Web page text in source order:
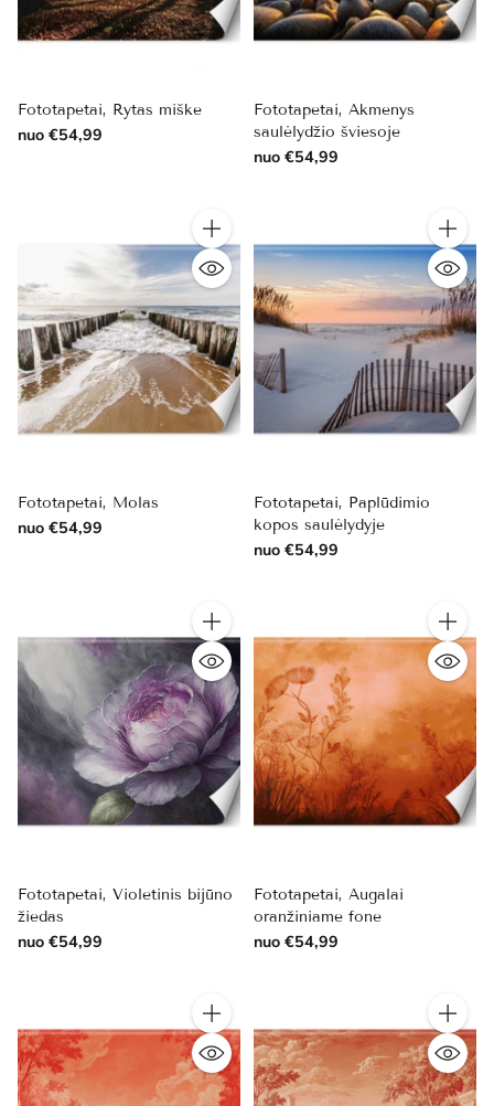
Fototapetai, Rytas miške
nuo €54,99
Fototapetai, Akmenys
saulėlydžio šviesoje
nuo €54,99
Kiekis
Fototapetai, Molas
nuo €54,99
Kiekis
Fototapetai, Paplūdimio
kopos saulėlydyje
nuo €54,99
Kiekis
Fototapetai, Violetinis bijūno
žiedas
nuo €54,99
Kiekis
Fototapetai, Augalai
oranžiniame fone
nuo €54,99
Kiekis Kiekis